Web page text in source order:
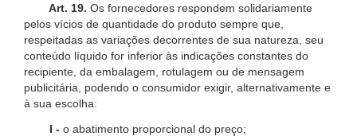
Art. 19. Os fornecedores respondem solidariamente
pelos vícios de quantidade do produto sempre que,
respeitadas as variações decorrentes de sua natureza, seu
conteúdo líquido for inferior às indicações constantes do
recipiente, da embalagem, rotulagem ou de mensagem
publicitária, podendo o consumidor exigir, alternativamente e
à sua escolha:
I - o abatimento proporcional do preço;